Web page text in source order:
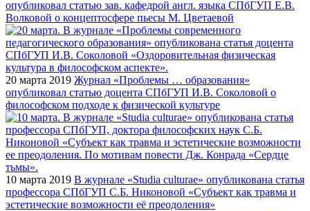
опубликовал статью зав. кафедрой англ. языка СПбГУП Е.В.
Волковой о концептосфере пьесы М. Цветаевой
20 марта 2019 Журнал «Проблемы … образования»
опубликовал статью доцента СПбГУП И.В. Соколовой о
философском подходе к физической культуре
10 марта 2019 В журнале «Studia culturae» опубликована статья
профессора СПбГУП С.Б. Никоновой «Субъект как травма и
эстетические возможности её преодоления»